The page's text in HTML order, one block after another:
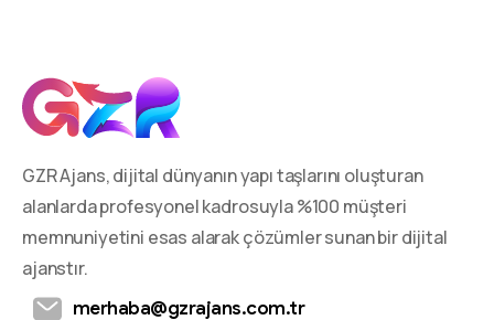
GZR Ajans, dijital dünyanın yapı taşlarını oluşturan
alanlarda profesyonel kadrosuyla %100 müşteri
memnuniyetini esas alarak çözümler sunan bir dijital
ajanstır.
merhaba@gzrajans.com.tr